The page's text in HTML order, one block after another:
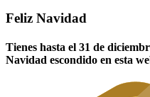
Feliz Navidad
Tienes hasta el 31 de
Navidad escondido en esta